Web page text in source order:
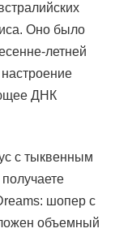
Оно было
летней
ДНК
с тыквенным
шопер с
объемный